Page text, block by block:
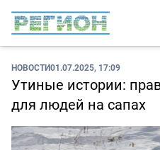
НОВОСТИ01.07.2025, 17:09
Утиные истории:
для людей на сапах